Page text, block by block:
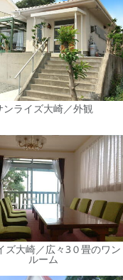
ンライズ大崎／外観
ズ大崎／広々3０畳のワン
ルーム